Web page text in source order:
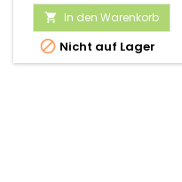
 In den Warenkorb
 Nicht auf Lager